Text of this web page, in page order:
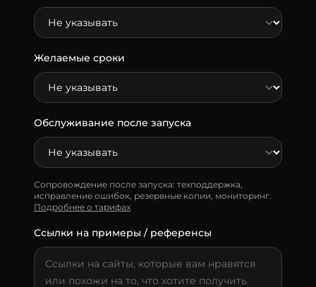
Желаемые сроки
Обслуживание после запуска
Сопровождение после запуска: техподдержка,
исправление ошибок, резервные копии, мониторинг.
Подробнее о тарифах
Ссылки на примеры / референсы